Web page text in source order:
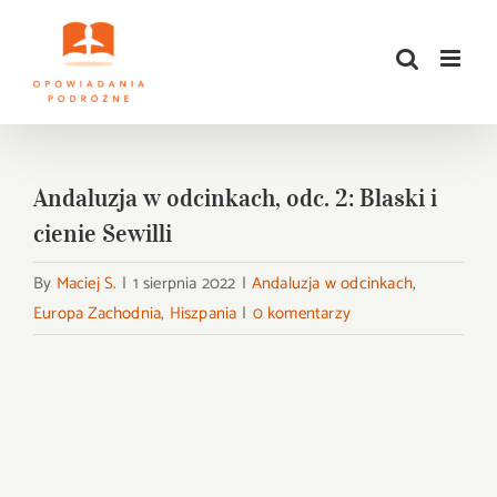
zawartości
Andaluzja w odcinkach, odc. 2: Blaski i
cienie Sewilli
By Maciej S. | 1 sierpnia 2022 | Andaluzja w odcinkach,
Europa Zachodnia, Hiszpania | 0 komentarzy